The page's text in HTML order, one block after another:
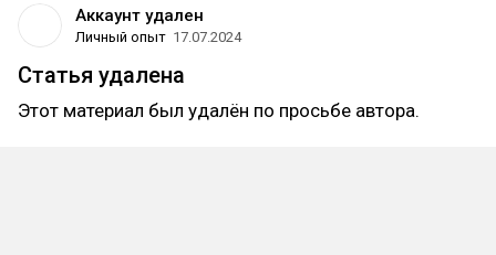
Аккаунт удален
Личный опыт 17.07.2024
Статья удалена
Этот материал был удалён по просьбе автора.